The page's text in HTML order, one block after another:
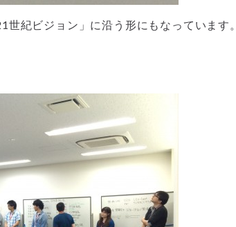
世紀ビジョン」に沿う形にもなっています。